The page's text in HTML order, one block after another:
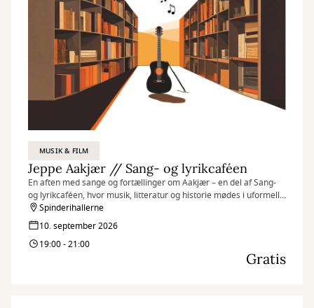
MUSIK & FILM
Jeppe Aakjær // Sang- og lyrikcaféen
En aften med sange og fortællinger om Aakjær – en del af Sang-
og lyrikcaféen, hvor musik, litteratur og historie mødes i uformelle
rammer.
Spinderihallerne
10. september 2026
19:00 - 21:00
Gratis